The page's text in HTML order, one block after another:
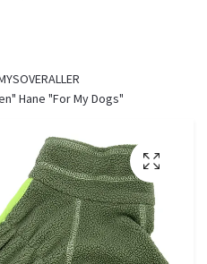
Hane "For My Dogs"